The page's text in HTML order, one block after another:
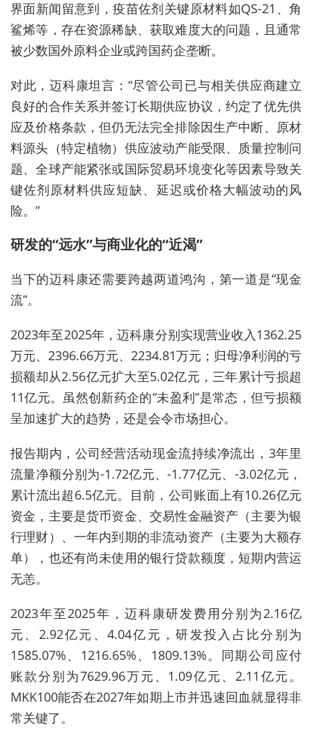
界面新闻留意到，疫苗佐剂关键原材料如QS-21、角
鲨烯等，存在资源稀缺、获取难度大的问题，且通常
被少数国外原料企业或跨国药企垄断。
对此，迈科康坦言： “尽管公司已与相关供应商建立
良好的合作关系并签订长期供应协议，约定了优先供
应及价格条款，但仍无法完全排除因生产中断、原材
料源头（特定植物）供应波动产能受限、质量控制问
题、全球产能紧张或国际贸易环境变化等因素导致关
键佐剂原材料供应短缺、延迟或价格大幅波动的风
险。”
研发的“远水”与商业化的“近渴”
当下的迈科康还需要跨越两道鸿沟，第一道是“现金
流”。
2023年至2025年，迈科康分别实现营业收入1362.25
万元、2396.66万元、2234.81万元；归母净利润的亏
损额却从2.56亿元扩大至5.02亿元，三年累计亏损超
11亿元。虽然创新药企的“未盈利”是常态，但亏损额
呈加速扩大的趋势，还是会令市场担心。
报告期内，公司经营活动现金流持续净流出，3年里
流量净额分别为-1.72亿元、-1.77亿元、-3.02亿元，
累计流出超6.5亿元。目前，公司账面上有10.26亿元
资金，主要是货币资金、交易性金融资产（主要为银
行理财）、一年内到期的非流动资产（主要为大额存
单），也还有尚未使用的银行贷款额度，短期内营运
无恙。
2023年至2025年， 迈科康研发费用分别为2.16亿
元、2.92亿元、4.04亿元，研发投入占比分别为
1585.07%、1216.65%、1809.13%。同期公司应付
账款分别为7629.96万元、1.09亿元、2.11亿元。
MKK100能否在2027年如期上市并迅速回血就显得非
常关键了。